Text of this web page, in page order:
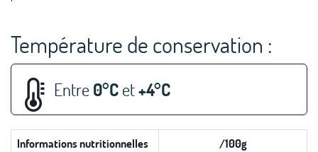
Température de conservation :
Entre0°Cet+4°C
Informations nutritionnelles
/100g